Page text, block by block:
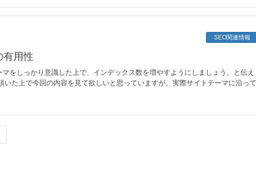
SEO関連情報
有用性
をしっかり意識した上で、インデックス数を増やすようにしましょう。と伝え
いた上で今回の内容を見て欲しいと思っていますが、実際サイトテーマに沿って